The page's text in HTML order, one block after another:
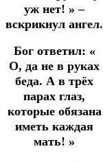
уж нет! » –
вскрикнул ангел.
Бог ответил: «
О, да не в руках
беда. А в трёх
парах глаз,
которые обязана
иметь каждая
мать! »